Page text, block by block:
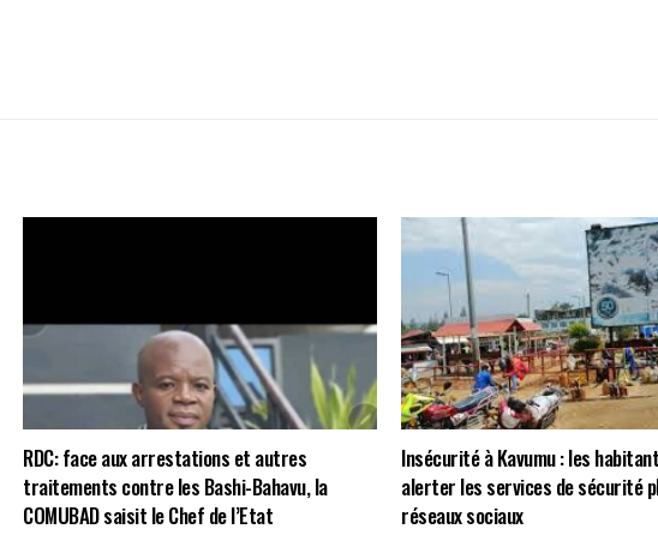
RDC: face aux arrestations et autres
traitements contre les Bashi-Bahavu, la
COMUBAD saisit le Chef de l’Etat
Insécurité à Kavumu : les
alerter les services de sécurité
réseaux sociaux